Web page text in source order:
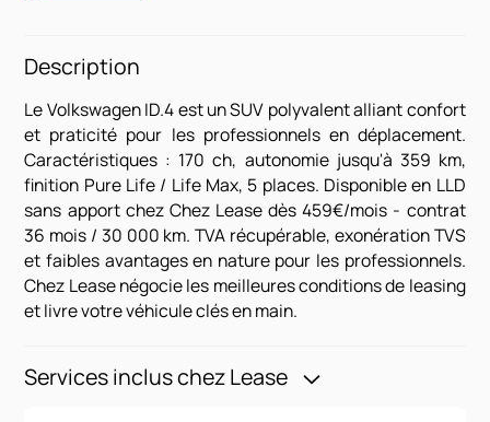
Description
Le Volkswagen ID.4 est un SUV polyvalent alliant confort
et praticité pour les professionnels en déplacement.
Caractéristiques : 170 ch, autonomie jusqu'à 359 km,
finition Pure Life / Life Max, 5 places. Disponible en LLD
sans apport chez Chez Lease dès 459€/mois - contrat
36 mois / 30 000 km. TVA récupérable, exonération TVS
et faibles avantages en nature pour les professionnels.
Chez Lease négocie les meilleures conditions de leasing
et livre votre véhicule clés en main.
Services inclus chez Lease